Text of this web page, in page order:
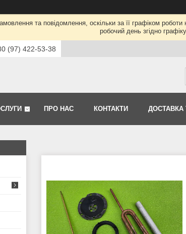
та повідомлення, оскільки за її графіком
робочий день згідно
(97) 422-53-38
ПРО НАС КОНТАКТИ ДОСТАВКА